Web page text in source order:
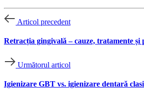
Articol precedent
Retracția gingivală – cauze, tratamente și
Următorul articol
Igienizare GBT vs. igienizare dentară